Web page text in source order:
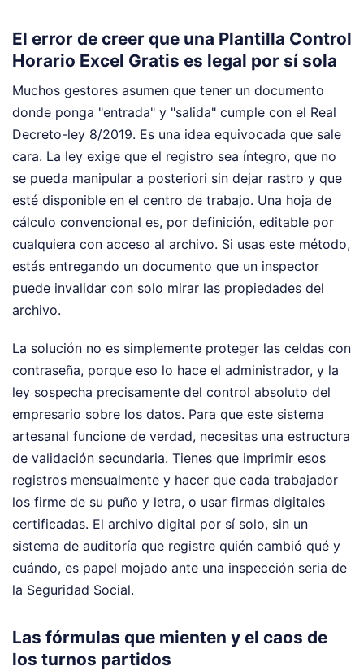
El error de creer que una Plantilla Control
Horario Excel Gratis es legal por sí sola
Muchos gestores asumen que tener un documento
donde ponga "entrada" y "salida" cumple con el Real
Decreto-ley 8/2019. Es una idea equivocada que sale
cara. La ley exige que el registro sea íntegro, que no
se pueda manipular a posteriori sin dejar rastro y que
esté disponible en el centro de trabajo. Una hoja de
cálculo convencional es, por definición, editable por
cualquiera con acceso al archivo. Si usas este método,
estás entregando un documento que un inspector
puede invalidar con solo mirar las propiedades del
archivo.
La solución no es simplemente proteger las celdas con
contraseña, porque eso lo hace el administrador, y la
ley sospecha precisamente del control absoluto del
empresario sobre los datos. Para que este sistema
artesanal funcione de verdad, necesitas una estructura
de validación secundaria. Tienes que imprimir esos
registros mensualmente y hacer que cada trabajador
los firme de su puño y letra, o usar firmas digitales
certificadas. El archivo digital por sí solo, sin un
sistema de auditoría que registre quién cambió qué y
cuándo, es papel mojado ante una inspección seria de
la Seguridad Social.
Las fórmulas que mienten y el caos de
los turnos partidos